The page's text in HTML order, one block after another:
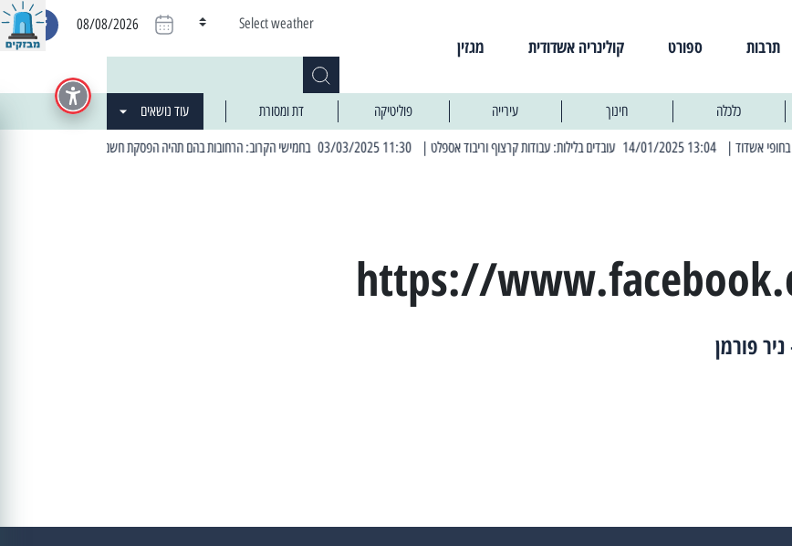
תרבות ספורט קולינריה אשדודית
מגזין
Select weather
08/08/2026
כלכלה חינוך עירייה פוליטיקה דת ומסורת עוד נושאים
| 13:04 14/01/2025 עובדים בלילות: עבודות קרצוף וריבוד אספלט | 11:30 03/03/2025 בחמישי הקרוב: הרחובות בהם תהיה הפסקת חשמל יזומה
https://
פורמן